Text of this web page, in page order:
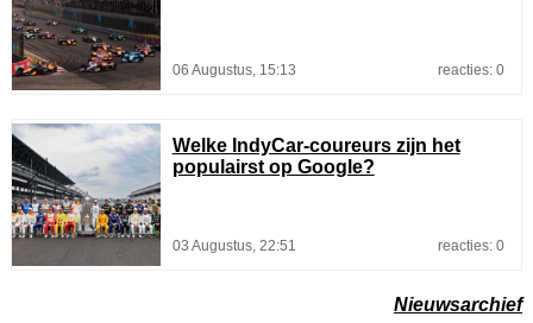
06 Augustus, 15:13 reacties: 0
Welke IndyCar-coureurs zijn het
populairst op Google?
03 Augustus, 22:51 reacties: 0
Nieuwsarchief